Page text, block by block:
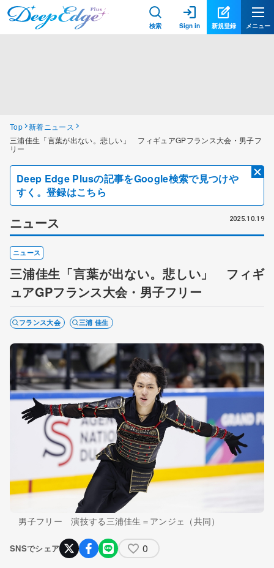
検索 Sign in 新規登録 メニュー
Top 新着ニュース
三浦佳生「言葉が出ない。悲しい」 フィギュアGPフランス大会・男子フ
リー
Deep Edge Plusの記事をGoogle検索で見つけや
すく。登録はこちら
ニュース 2025.10.19
ニュース
三浦佳生「言葉が出ない。悲しい」 フィギ
ュアGPフランス大会・男子フリー
フランス大会 三浦 佳生
男子フリー 演技する三浦佳生＝アンジェ（共同）
SNSでシェア 0